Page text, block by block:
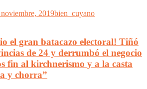
2019bien_cuyano
el gran batacazo electoral! Tiñó
de 24 y derrumbó el negocio
fin al kirchnerismo y a la casta
y chorra”